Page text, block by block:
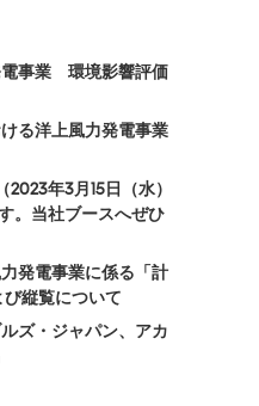
電事業 環境影響評価
る洋上風力発電事業
年3月15日（水）
。当社ブースへぜひ
発電事業に係る「計
縦覧について
ズ・ジャパン、アカ